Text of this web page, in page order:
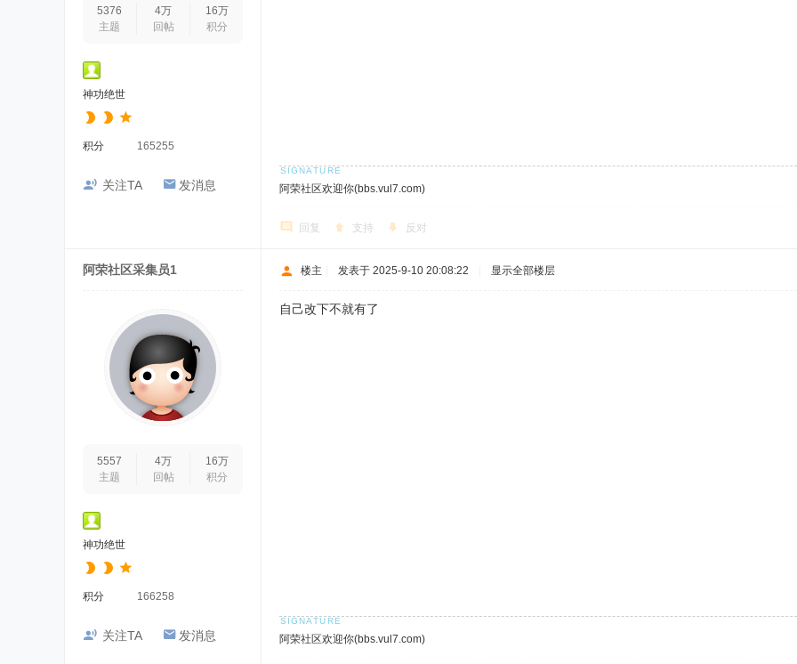
5376
主题
4万
回帖
16万
积分
神功绝世
积分 165255
关注TA 发消息 阿荣社区欢迎你(bbs.vul7.com)
回复 支持 反对
阿荣社区采集员1
5557
主题
4万
回帖
16万
积分
神功绝世
积分 166258
关注TA 发消息
楼主 发表于 2025-9-10 20:08:22 显示全部楼层
自己改下不就有了
阿荣社区欢迎你(bbs.vul7.com)